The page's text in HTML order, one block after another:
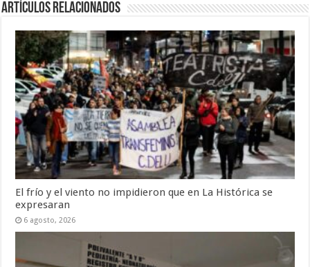
Artículos Relacionados
El frío y el viento no impidieron que en La Histórica se
expresaran
6 agosto, 2026